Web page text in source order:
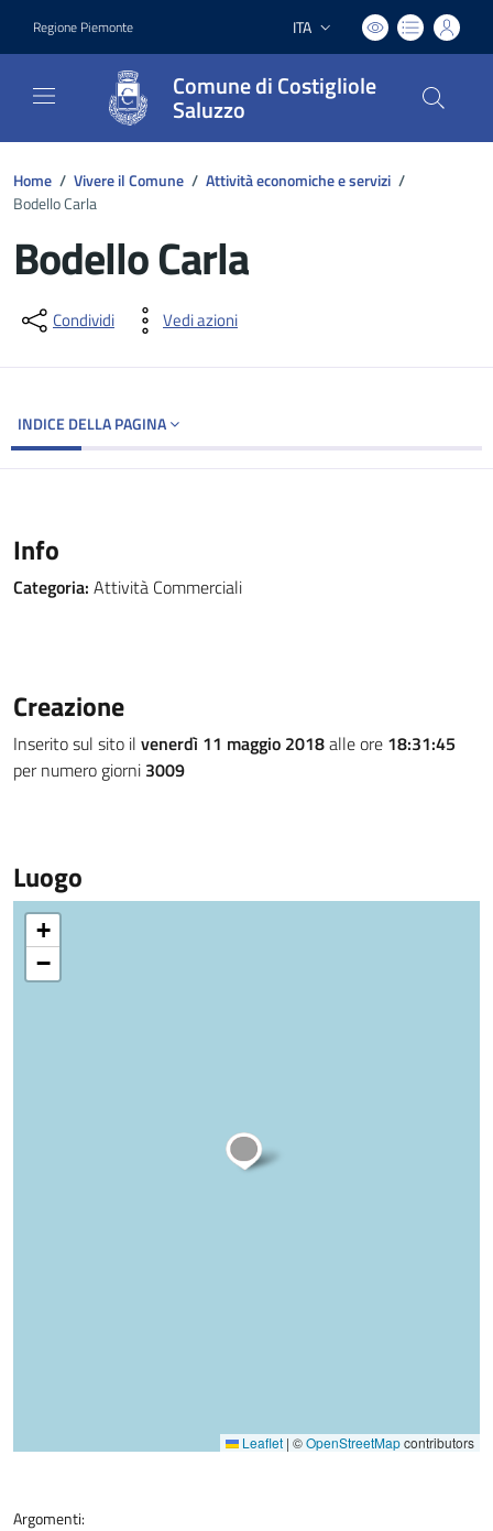
Regione Piemonte Lingua attiva:
ITA
Comune di Costigliole
Saluzzo
Home / Vivere il Comune / Attività economiche e servizi /
Bodello Carla
Bodello Carla
Dettagli del documento
Condividi Vedi azioni
INDICE DELLA PAGINA
Info
Categoria: Attività Commerciali
Creazione
Inserito sul sito il venerdì 11 maggio 2018alle ore 18:31:45
per numero giorni 3009
Luogo
+
−
Leaflet | ©OpenStreetMapcontributors
Argomenti: